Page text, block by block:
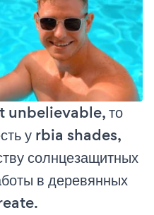
unbelievable, то
у rbia shades,
солнцезащитных
в деревянных